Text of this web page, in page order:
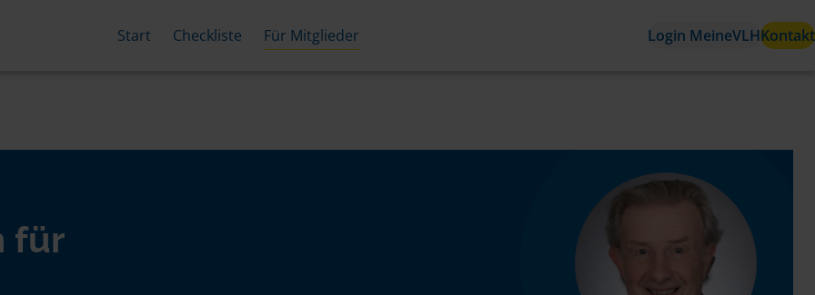
Start Checkliste Für Mitglieder Login MeineVLHKontakt
für